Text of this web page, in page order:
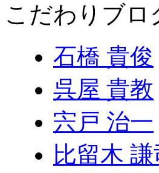
こだわりブロ
石橋 貴俊
呉屋 貴教
宍戸 治一
比留木 謙